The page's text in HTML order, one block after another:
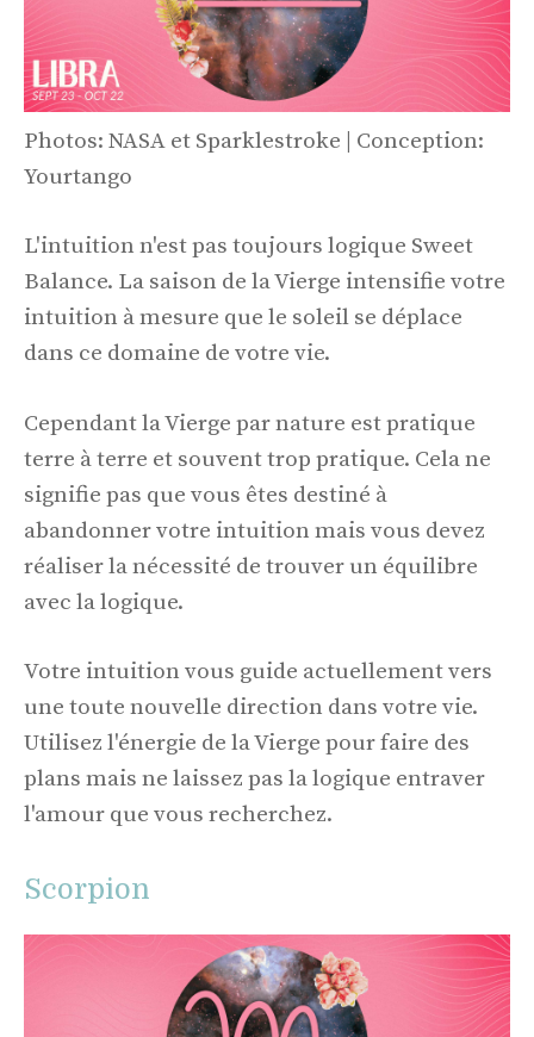
Photos: NASA et Sparklestroke | Conception:
Yourtango
L'intuition n'est pas toujours logique Sweet
Balance. La saison de la Vierge intensifie votre
intuition à mesure que le soleil se déplace
dans ce domaine de votre vie.
Cependant la Vierge par nature est pratique
terre à terre et souvent trop pratique. Cela ne
signifie pas que vous êtes destiné à
abandonner votre intuition mais vous devez
réaliser la nécessité de trouver un équilibre
avec la logique.
Votre intuition vous guide actuellement vers
une toute nouvelle direction dans votre vie.
Utilisez l'énergie de la Vierge pour faire des
plans mais ne laissez pas la logique entraver
l'amour que vous recherchez.
Scorpion